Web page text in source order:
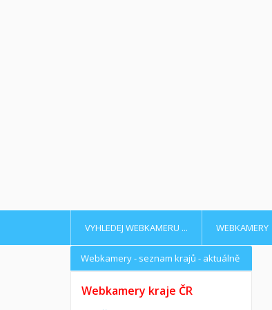
VYHLEDEJ WEBKAMERU ... WEBKAMERY
Webkamery - seznam krajů - aktuálně
Webkamery kraje ČR